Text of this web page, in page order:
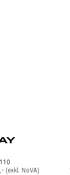
(exkl. NoVA)